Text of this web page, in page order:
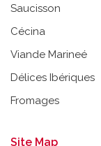
Saucisson
Cécina
Viande Marineé
Délices Ibériques
Fromages
Site Map